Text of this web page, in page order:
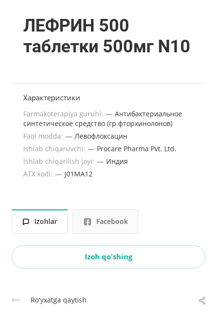
ЛЕФРИН 500
таблетки 500мг N10
Характеристики
Farmakoterapiya guruhi: — Антибактериальное
синтетическое средство (гр.фторхинолонов)
Faol modda: — Левофлоксацин
Ishlab chiqaruvchi: — Procare Pharma Pvt. Ltd.
Ishlab chiqarilish joyi: — Индия
ATX kodi: — J01MA12
Izohlar Facebook
Izoh qo'shing
Roʻyxatga qaytish